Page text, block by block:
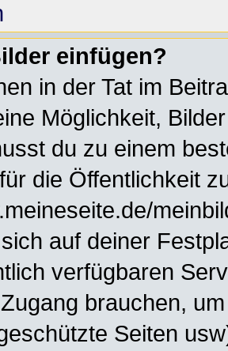
einfügen?
in der Tat im
Möglichkeit,
du zu einem
die Öffentlichkeit
auf deiner
verfügbaren
brauchen,
Seiten